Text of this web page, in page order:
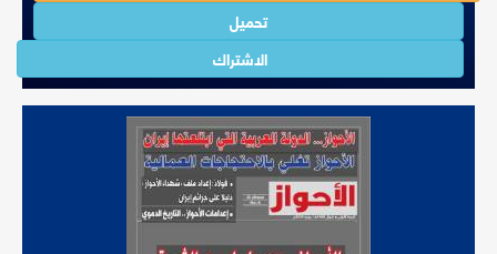
تحميل
الاشتراك